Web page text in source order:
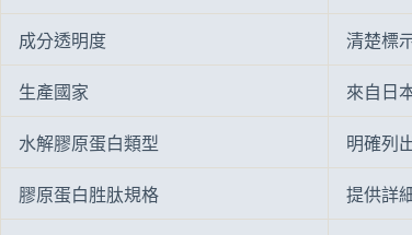
成分透明度 清楚標
生產國家 來自日
水解膠原蛋白類型 明確列
膠原蛋白胜肽規格 提供詳